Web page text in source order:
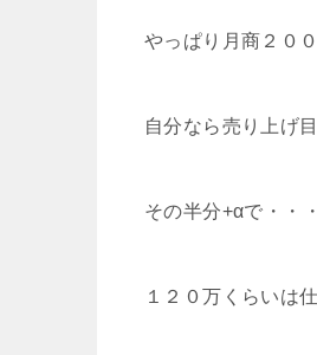
やっぱり月商２０
自分なら売り上げ
その半分+αで・・・
１２０万くらいは